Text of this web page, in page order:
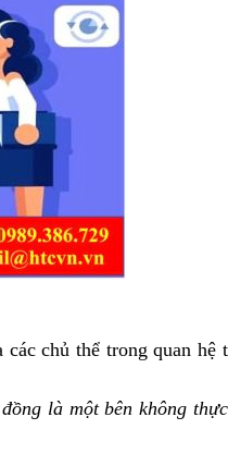
chủ thể trong quan hệ
là một bên không